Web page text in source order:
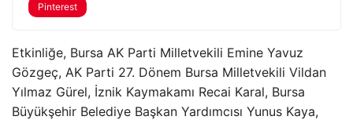
Pinterest
Etkinliğe, Bursa AK Parti Milletvekili Emine Yavuz
Gözgeç, AK Parti 27. Dönem Bursa Milletvekili Vildan
Yılmaz Gürel, İznik Kaymakamı Recai Karal, Bursa
Büyükşehir Belediye Başkan Yardımcısı Yunus Kaya,